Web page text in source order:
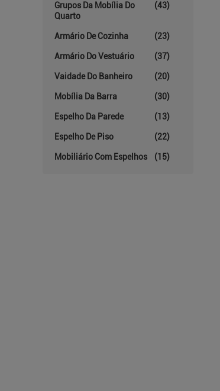
Grupos Da Mobília Do
Quarto
(43)
Armário De Cozinha (23)
Armário Do Vestuário (37)
Vaidade Do Banheiro (20)
Mobília Da Barra (30)
Espelho Da Parede (13)
Espelho De Piso (22)
Mobiliário Com Espelhos (15)